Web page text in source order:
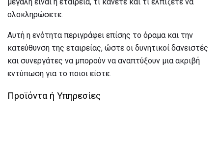
ολοκληρώσετε.
Αυτή η ενότητα περιγράφει επίσης το όραμα και την
κατεύθυνση της εταιρείας, ώστε οι δυνητικοί δανειστές
και συνεργάτες να μπορούν να αναπτύξουν μια ακριβή
εντύπωση για το ποιοι είστε.
Προϊόντα ή Υπηρεσίες